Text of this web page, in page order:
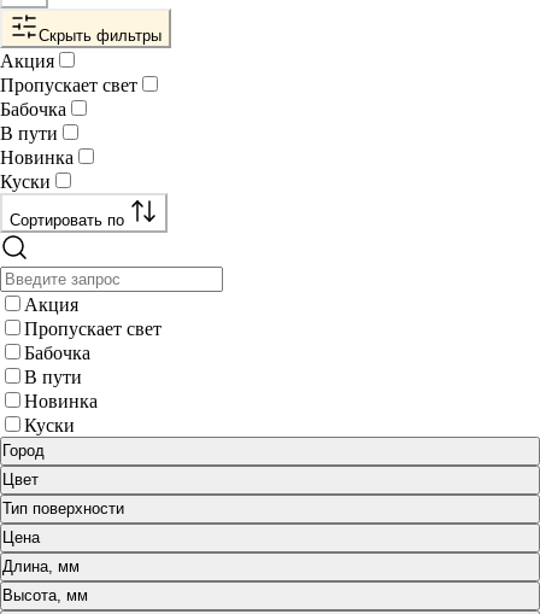
Скрыть фильтры
Акция
Пропускает свет
Бабочка
В пути
Новинка
Куски
Сортировать по
Акция
Пропускает свет
Бабочка
В пути
Новинка
Куски
Город
Цвет
Тип поверхности
Цена
Длина, мм
Высота, мм